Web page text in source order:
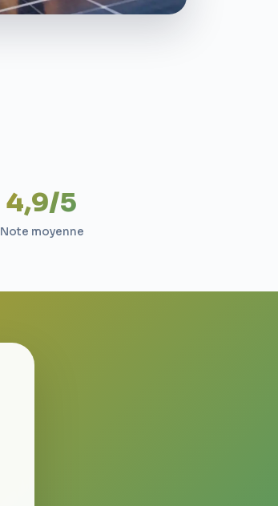
4,9/5
Note moyenne